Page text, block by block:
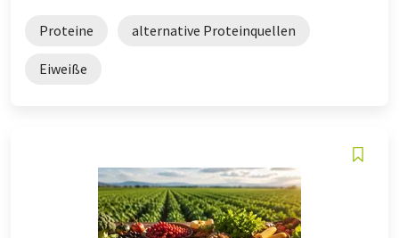
Proteine alternative Proteinquellen
Eiweiße